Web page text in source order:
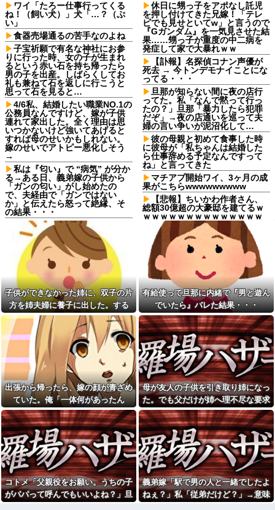
ワイ「たろー仕事行ってくる
ね！（飼い犬）」犬「…？（ぷ
い」
食器売場通るの苦手なのよね
子宝祈願で有名な神社にお参
りに行った時、女の子が生まれ
るという赤い石を持ち帰ったら
男の子を出産。しばらくしてお
礼も兼ねて石を返しに行こうと
思って石を見ると…
4/6私、結婚したい職業NO.1の
公務員なんですけど、嫁が子供
連れて家出した。全く理由は思
いつかないけど強いてあげると
すれば母のせいかもしれない。
嫁のせいでアトピー悪化しそう
→
私は『匂い』で “病気” が分か
る→ある日、義弟嫁の子供から
「ガンの匂い」がし始めたの
で、夫経由で「ガンではない
か」と伝えたら怒って絶縁、そ
の結果・・・
休日に甥っ子をアポなし託児
を押し付けてきた兄嫁！「テレ
ビでも見せといてw」と言うので
『Gガンダム』を一気見させた結
果……甥っ子が重度の中二病...
注文住宅を建てたんだけど、
２年近く待たされた挙げ句、追
加費用1400万請求された。流石
におかしいよね？
義弟夫婦「家では関西弁しか
話させない！」私「そこまで徹
底するの？」→その教育方針が
思わぬ結果を招いて…
同僚「先輩、今度デートする
らしいよ」俺「そんな…」→密
かに想い続けていた相手の話を
聞いて落ち込んで…
文系学部卒ってどんな仕事に
就くの？結局何で食っていくか
わからないんだけど...
兄がドール愛好家。部屋でド
レスを着せ写真撮影もしてドン
引きした
彼氏が『この車』買おうとし
て私とケンカになってるんだけ
どｗｗｗｗｗｗ
【画像】ディズニーのおいな
り巻（600円）、流石にアレすぎ
て賛否両論の大炎上をしてしま
うw w w w w w w
休日に甥っ子をアポなし託児
を押し付けてきた兄嫁！「テレ
ビでも見せといてw」と言うので
『Gガンダム』を一気見させた結
果……甥っ子が重度の中二病を
発症して家で大暴れｗｗ
【訃報】名探偵コナン声優が
死去 → 今トンデモナイことにな
ってる・・・
旦那が知らない間に夜の店行
ってた。私「なんで黙って行っ
たの？」旦那「暴力したら犯罪
だぞ」→夜の店通いを巡って夫
婦の言い争いが泥沼化して…
彼の母親と初めて食事した時
に彼母が「私ちゃんは結婚した
ら仕事辞める予定なんですって
ね」と言ってきた
マチアプ開始ワイ、3ヶ月の成
果がこちらwwwwwwwww
【悲報】ちいかわ作者さん、
総額30億超の大豪邸を建てるｗ
ｗｗｗｗｗｗｗｗｗｗｗｗｗｗ
ｗｗｗｗ
【画像】福原遥さん、意外と
あるｗ他
【画像】風呂上がりの柿、え
っちすぎる♡♡♡♡♡♡♡♡♡
軽度のアレルギーを「わがま
ま」と決めつけ嫌味を言ってき
た友人、その子どもが重度のア
レルギー持ちだと判明した途
端、過去の嫌がらせを「えーそ
うだったっけ？」と白々しくス
ルー
姪っ子とクレープを買ってい
たら不審者と間違われ警察沙汰
にｗ必死にかばってくれた姪の
一言に泣きそうになった件←必
死の弁明が逆に不憫すぎて草
高校の頃、担任と隣のクラス
の担任が結婚。「お祝いに行こ
う！」と結婚式場に突撃した結
果...
友人とファミレスでごはんを
食べてたら通りかかった友人彼
が入ってきて無断で友人の皿を
奪いまだ数口しか食べてないオ
ムライスをどんどん食べ始めた
味噌汁にアレを入れてしまう
嫁(メシマズ)にブチギレた俺。
……帰ったら離婚届がありまし
た
子供ができなかった姉に、双子の片
方を姉夫婦に養子に出した。する
と、養子に出した子がすごく礼儀正
しくてビックリ
有給使って旦那に内緒で『男と遊ん
でいたら』バレた結果・・・
出張から帰ったら、嫁の顔が青ざめ
ていた。俺「一体何があったん
だ？」嫁「…」→子供たちに話を聞
くと…
母が友人の子供を引き取り姉になっ
た。でも父だけが姉へ理不尽な要求
ばかり押し付けていて…
コトメ「父親役をお願い。うちの子
がパパって呼んでもいいよね？」旦
義弟嫁「駅で男の人と一緒でしたよ
ねぇ？」私「従弟だけど？」→意味